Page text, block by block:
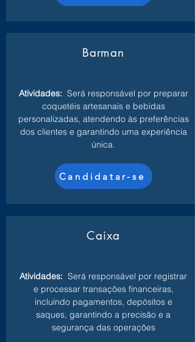
Barman
Atividades: Será responsável por preparar
coquetéis artesanais e bebidas
personalizadas, atendendo às preferências
dos clientes e garantindo uma experiência
única.
Candidatar-se
Caixa
Atividades: Será responsável por registrar
e processar transações financeiras,
incluindo pagamentos, depósitos e
saques, garantindo a precisão e a
segurança das operações